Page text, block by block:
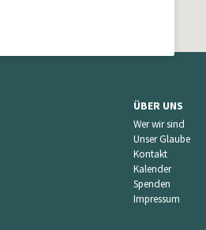
ÜBER UNS
Wer wir sind
Unser Glaube
Kontakt
Kalender
Spenden
Impressum